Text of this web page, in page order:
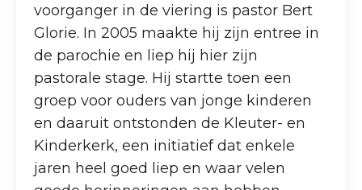
voorganger in de viering is pastor Bert
Glorie. In 2005 maakte hij zijn entree in
de parochie en liep hij hier zijn
pastorale stage. Hij startte toen een
groep voor ouders van jonge kinderen
en daaruit ontstonden de Kleuter- en
Kinderkerk, een initiatief dat enkele
jaren heel goed liep en waar velen